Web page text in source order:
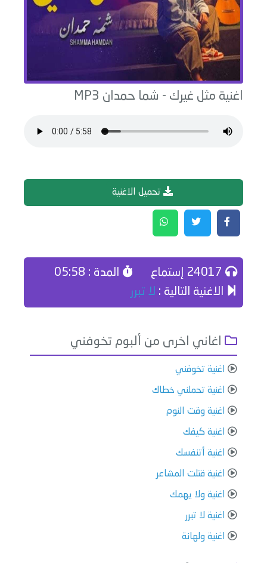
اغنية مثل غيرك - شما حمدان
تحميل الاغنية
المدة : 05:58
الاغنية التالية : لا تبرر
اغاني اخرى من ألبوم تخوفني
اغنية تخوفني
اغنية تحملني خطاك
اغنية وقت النوم
اغنية كيفك
اغنية أتنفسك
اغنية قتلت المشاعر
اغنية ولا يهمك
اغنية لا تبرر
اغنية ولهانة